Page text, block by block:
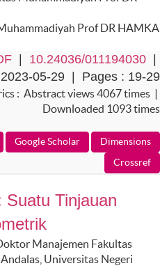
Prof DR HAMKA
| 10.24036/011194030 |
05-29 | Pages : 19-29
: Abstract views 4067 times |
Downloaded 1093 times
Suatu Tinjauan
Manajemen Fakultas
Universitas Negeri